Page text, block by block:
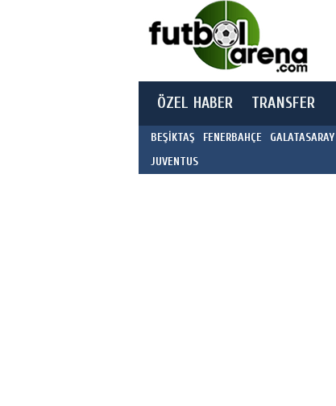
ÖZEL HABER TRANSFER
BEŞİKTAŞ FENERBAHÇE GALATASARAY
JUVENTUS